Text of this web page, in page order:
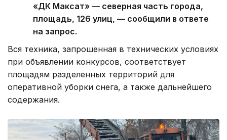
«ДК Максат» — северная часть города,
площадь, 126 улиц, — сообщили в ответе
на запрос.
Вся техника, запрошенная в технических условиях
при объявлении конкурсов, соответствует
площадям разделенных территорий для
оперативной уборки снега, а также дальнейшего
содержания.